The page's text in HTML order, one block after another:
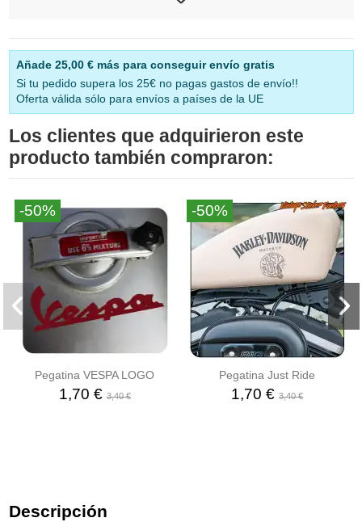
Añade 25,00 €más para conseguir envío gratis
Si tu pedido supera los 25€ no pagas gastos de envío!!
Oferta válida sólo para envíos a países de la UE
Los clientes que adquirieron este
producto también compraron:
-50%
Pegatina VESPA LOGO
1,70 € 3,40 €
-50%
Pegatina Just Ride
1,70 €3,40 €
Descripción